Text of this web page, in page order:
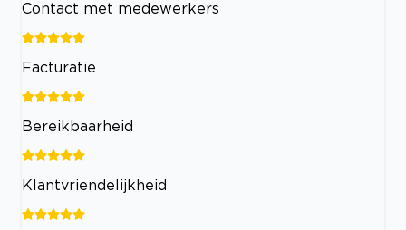
Contact met medewerkers
Facturatie
Bereikbaarheid
Klantvriendelijkheid